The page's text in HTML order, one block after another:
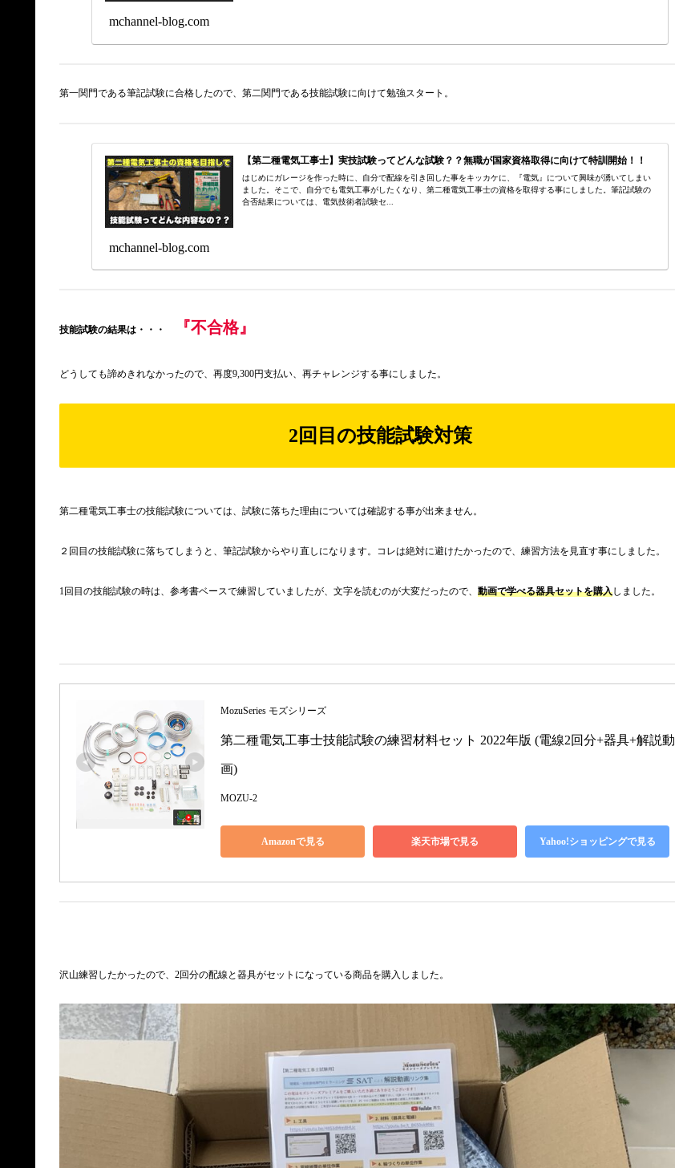
mchannel-blog.com
第一関門である筆記試験に合格したので、第二関門である技能試験に向けて勉強スタート。
【第二種電気工事士】実技試験ってどんな試験？？無職が国家資格取得に向けて特訓開始！！
はじめにガレージを作った時に、自分で配線を引き回した事をキッカケに、『電気』について興味が湧いてしまい
ました。そこで、自分でも電気工事がしたくなり、第二種電気工事士の資格を取得する事にしました。筆記試験の
合否結果については、電気技術者試験セ...
mchannel-blog.com
技能試験の結果は・・・ 『不合格』
どうしても諦めきれなかったので、再度9,300円支払い、再チャレンジする事にしました。
2回目の技能試験対策
第二種電気工事士の技能試験については、試験に落ちた理由については確認する事が出来ません。
２回目の技能試験に落ちてしまうと、筆記試験からやり直しになります。コレは絶対に避けたかったので、練習方法を見直す事にしました。
1回目の技能試験の時は、参考書ベースで練習していましたが、文字を読むのが大変だったので、 動画で学べる器具セットを購入しました。
MozuSeries モズシリーズ
第二種電気工事士技能試験の練習材料セット 2022年版 (電線2回分+器具+解説動
画)
MOZU-2
Amazonで見る 楽天市場で見る Yahoo!ショッピングで見る
沢山練習したかったので、2回分の配線と器具がセットになっている商品を購入しました。